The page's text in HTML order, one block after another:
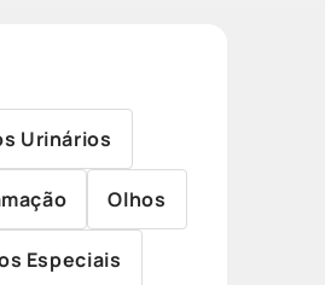
Urinários
Olhos
Especiais